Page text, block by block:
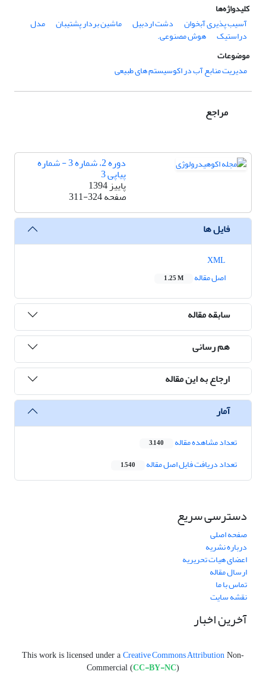
کلیدواژه‌ها
آسیب‏ پذیری آبخوان
دشت اردبیل‌ ماشین بردار پشتیبان‌ مدل
دراستیک
هوش مصنوعی.‌
موضوعات
مدیریت منابع آب در اکوسیستم های طبیعی
مراجع
دوره 2، شماره 3 - شماره
پیاپی 3
پاییز 1394
صفحه311-324
فایل ها
اصل مقاله
1.25 M
سابقه مقاله
هم رسانی
ارجاع به این مقاله
آمار
تعداد مشاهده مقاله 3,140
تعداد دریافت فایل اصل مقاله 1,540
دسترسی سریع
صفحه اصلی
درباره نشریه
اعضای هیات تحریریه
ارسال مقاله
تماس با ما
نقشه سایت
آخرین اخبار
This work is licensed under a Creative Commons Attribution Non-
Commercial (CC-BY-NC)